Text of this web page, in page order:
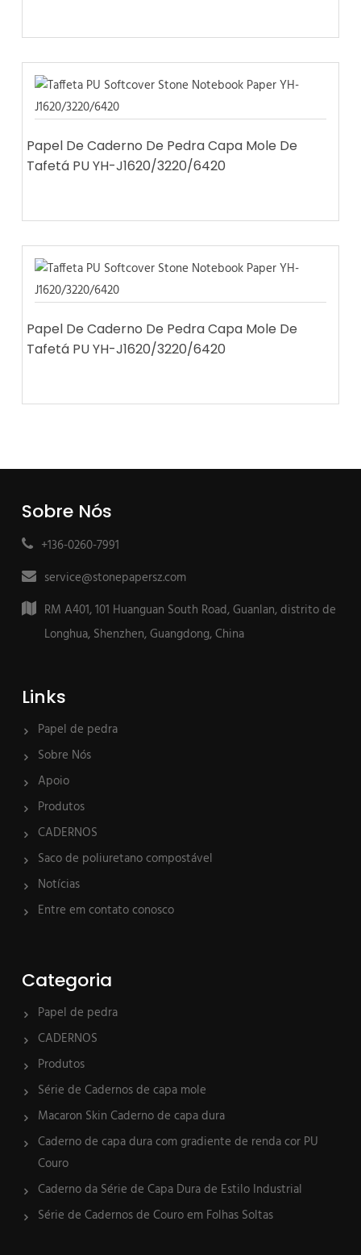
Papel De Caderno De Pedra Capa Mole De
Tafetá PU YH-J1620/3220/6420
Papel De Caderno De Pedra Capa Mole De
Tafetá PU YH-J1620/3220/6420
Sobre Nós
+136-0260-7991
service@stonepapersz.com
RM A401, 101 Huanguan South Road, Guanlan, distrito de
Longhua, Shenzhen, Guangdong, China
Links
Papel de pedra
Sobre Nós
Apoio
Produtos
CADERNOS
Saco de poliuretano compostável
Notícias
Entre em contato conosco
Categoria
Papel de pedra
CADERNOS
Produtos
Série de Cadernos de capa mole
Macaron Skin Caderno de capa dura
Caderno de capa dura com gradiente de renda cor PU
Couro
Caderno da Série de Capa Dura de Estilo Industrial
Série de Cadernos de Couro em Folhas Soltas